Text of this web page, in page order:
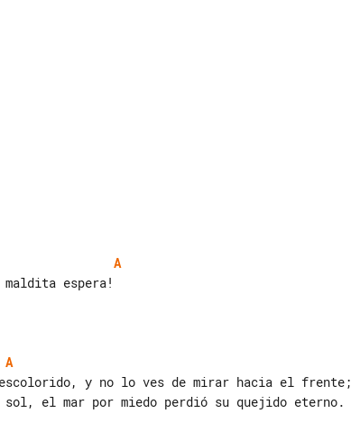
A
espera!
A
y no lo ves de mirar hacia el frente;
sol, el mar por miedo perdió su quejido eterno.